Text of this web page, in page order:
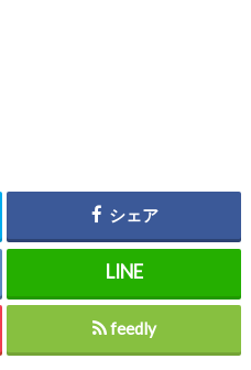
シェア
feedly